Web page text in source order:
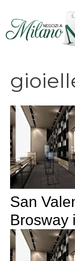
contenuto
San
Brosway